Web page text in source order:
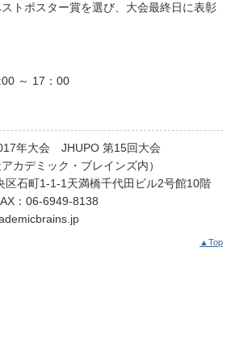
トポスター賞を選び、大会最終日に表彰
～ 17：00
年大会 JHUPO 第15回大会
カデミック・ブレインズ内）
石町1-1-1天満橋千代田ビル2号館10階
：06-6949-8138
▲ Top